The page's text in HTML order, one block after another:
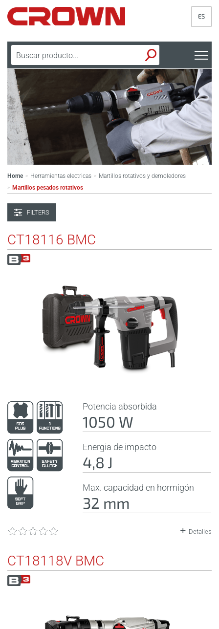
ES
Home > Herramientas electricas > Martillos rotativos y demoledores
> Martillos pesados rotativos
FILTERS
CT18116 BMC
Potencia absorbida
1050 W
Energia de impacto
4,8 J
Max. capacidad en hormigón
32 mm
Detalles
CT18118V BMC